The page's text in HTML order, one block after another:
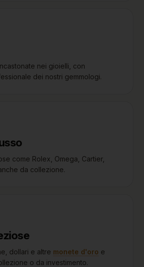
nei gioielli, con
dei nostri gemmologi.
come Rolex, Omega, Cartier,
da collezione.
dollari e altre monete d'oro e
o da investimento.